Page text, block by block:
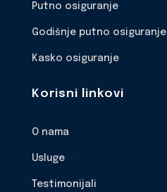
Putno osiguranje
Godišnje putno osiguranje
Kasko osiguranje
Korisni linkovi
O nama
Usluge
Testimonijali